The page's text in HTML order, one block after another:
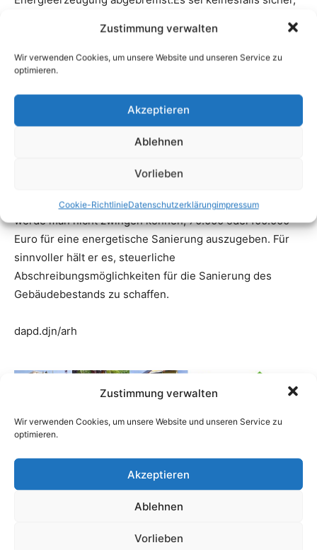
Zustimmung verwalten
Wir verwenden Cookies, um unsere Website und unseren Service zu
optimieren.
Akzeptieren
Ablehnen
Vorlieben
Cookie-RichtlinieDatenschutzerklärungimpressum